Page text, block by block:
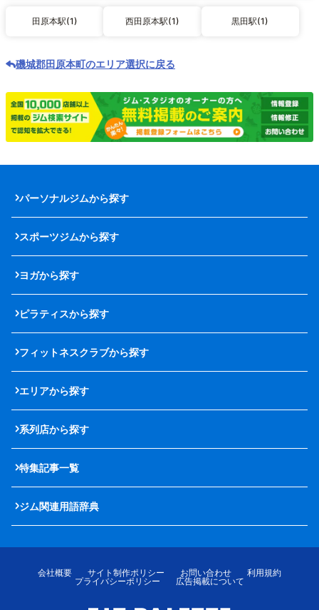
田原本駅(1) 西田原本駅(1) 黒田駅(1)
磯城郡田原本町のエリア選択に戻る
パーソナルジムから探す
スポーツジムから探す
ヨガから探す
ピラティスから探す
フィットネスクラブから探す
エリアから探す
系列店から探す
特集記事一覧
ジム関連用語辞典
会社概要 サイト制作ポリシー お問い合わせ
利用規約
プライバシーポリシー
広告掲載について